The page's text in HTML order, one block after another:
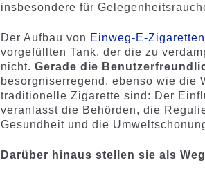
insbesondere für
Der Aufbau von Einweg-E-Zigaretten
vorgefüllten Tank, der die zu
nicht.Gerade die
besorgniserregend, ebenso wie die
traditionelle Zigarette sind: Der
veranlasst die Behörden, die
Gesundheit und die
Darüber hinaus stellen sie als